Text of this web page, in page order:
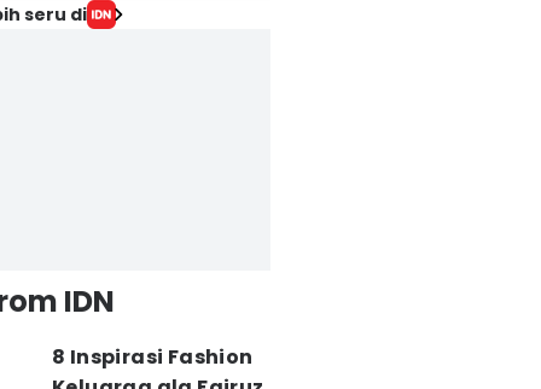
seru di
IDN
8 Inspirasi Fashion